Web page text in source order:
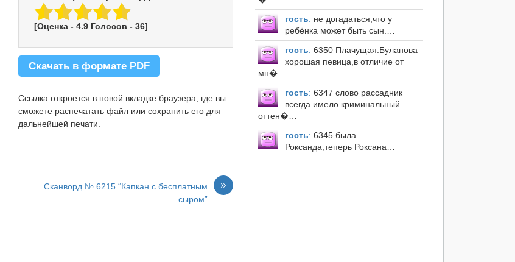
[Оценка - 4.9Голосов - 36]
Скачать в формате PDF
Ссылка откроется в новой вкладке браузера, где вы
сможете распечатать файл или сохранить его для
дальнейшей печати.
»
Сканворд № 6215 “Капкан с бесплатным
сыром”
гость: не догадаться,что у
ребёнка может быть сын.…
гость: 6350 Плачущая.Буланова
хорошая певица,в отличие от
мн�…
гость: 6347 слово рассадник
всегда имело криминальный
оттен�…
гость: 6345 была
Роксанда,теперь Роксана…